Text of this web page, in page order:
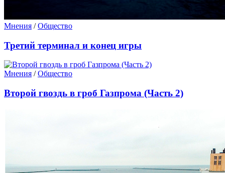
Мнения /Общество
Третий терминал и конец игры
Мнения /Общество
Второй гвоздь в гроб Газпрома (Часть 2)